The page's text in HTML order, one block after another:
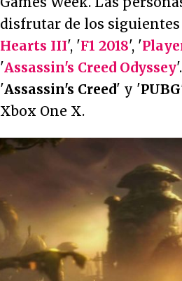
disfrutar de los siguientes
Hearts III', 'F1 2018', '
'Assassin's Creed Odyssey
'Assassin's Creed' y 'PUBG
Xbox One X.